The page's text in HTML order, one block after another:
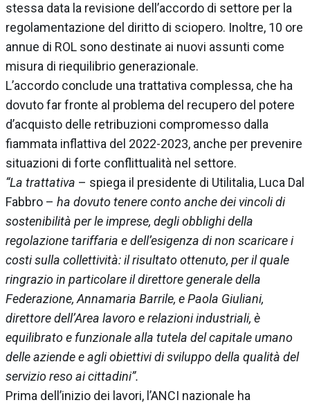
stessa data la revisione dell’accordo di settore per la
regolamentazione del diritto di sciopero. Inoltre, 10 ore
annue di ROL sono destinate ai nuovi assunti come
misura di riequilibrio generazionale.
L’accordo conclude una trattativa complessa, che ha
dovuto far fronte al problema del recupero del potere
d’acquisto delle retribuzioni compromesso dalla
fiammata inflattiva del 2022-2023, anche per prevenire
situazioni di forte conflittualità nel settore.
“La trattativa – spiega il presidente di Utilitalia, Luca Dal
Fabbro – ha dovuto tenere conto anche dei vincoli di
sostenibilità per le imprese, degli obblighi della
regolazione tariffaria e dell’esigenza di non scaricare i
costi sulla collettività: il risultato ottenuto, per il quale
ringrazio in particolare il direttore generale della
Federazione, Annamaria Barrile, e Paola Giuliani,
direttore dell’Area lavoro e relazioni industriali, è
equilibrato e funzionale alla tutela del capitale umano
delle aziende e agli obiettivi di sviluppo della qualità del
servizio reso ai cittadini”.
Prima dell’inizio dei lavori, l’ANCI nazionale ha